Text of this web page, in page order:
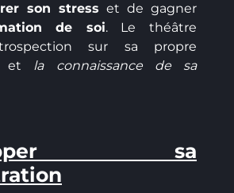
son stress et de gagner
de soi. Le théâtre
sur sa propre
et la connaissance de sa
sa